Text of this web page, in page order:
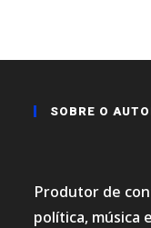
SOBRE O
Produtor de
política, música